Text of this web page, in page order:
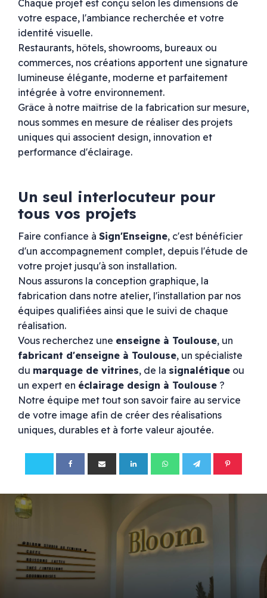
Chaque projet est conçu selon les dimensions de
votre espace, l'ambiance recherchée et votre
identité visuelle.
Restaurants, hôtels, showrooms, bureaux ou
commerces, nos créations apportent une signature
lumineuse élégante, moderne et parfaitement
intégrée à votre environnement.
Grâce à notre maîtrise de la fabrication sur mesure,
nous sommes en mesure de réaliser des projets
uniques qui associent design, innovation et
performance d'éclairage.
Un seul interlocuteur pour
tous vos projets
Faire confiance à Sign'Enseigne, c'est bénéficier
d'un accompagnement complet, depuis l'étude de
votre projet jusqu'à son installation.
Nous assurons la conception graphique, la
fabrication dans notre atelier, l'installation par nos
équipes qualifiées ainsi que le suivi de chaque
réalisation.
Vous recherchez une enseigne à Toulouse, un
fabricant d'enseigne à Toulouse, un spécialiste
du marquage de vitrines, de la signalétiqueou
un expert en éclairage design à Toulouse?
Notre équipe met tout son savoir faire au service
de votre image afin de créer des réalisations
uniques, durables et à forte valeur ajoutée.